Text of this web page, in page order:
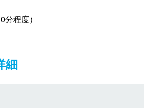
分程度）
細